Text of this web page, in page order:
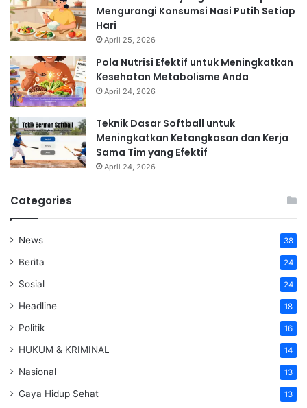
Mengurangi Konsumsi Nasi Putih Setiap
Hari
April 25, 2026
Pola Nutrisi Efektif untuk Meningkatkan
Kesehatan Metabolisme Anda
April 24, 2026
Teknik Dasar Softball untuk
Meningkatkan Ketangkasan dan Kerja
Sama Tim yang Efektif
April 24, 2026
Categories
News 38
Berita 24
Sosial 24
Headline 18
Politik 16
HUKUM & KRIMINAL 14
Nasional 13
Gaya Hidup Sehat 13